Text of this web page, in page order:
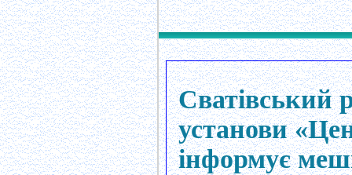
Сватівський
установи
інформує